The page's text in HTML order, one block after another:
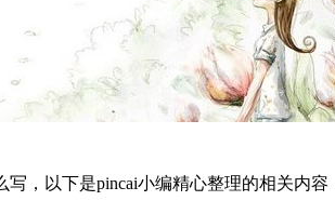
写，以下是pincai小编精心整理的相关内